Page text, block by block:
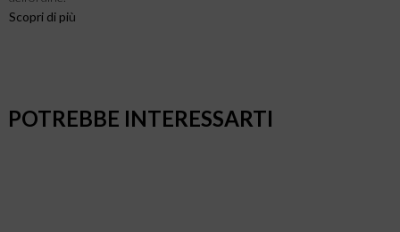
Scopri di più
POTREBBE INTERESSARTI